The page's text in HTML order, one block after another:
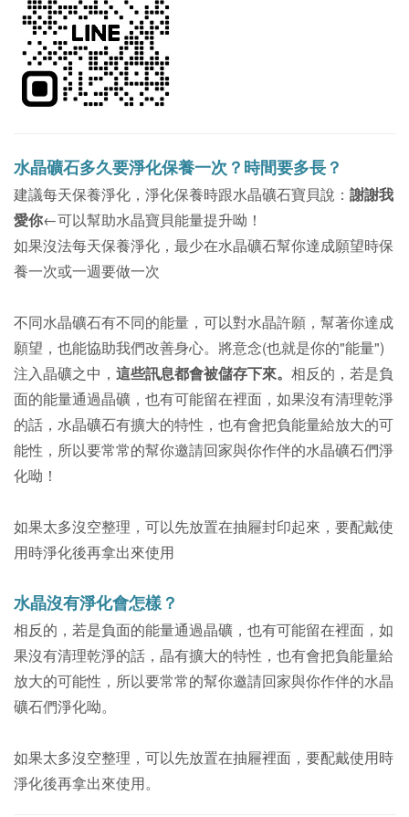
水晶礦石多久要淨化保養一次？時間要多長？
建議每天保養淨化，淨化保養時跟水晶礦石寶貝說： 謝謝我
愛你←可以幫助水晶寶貝能量提升呦！
如果沒法每天保養淨化，最少在水晶礦石幫你達成願望時保
養一次或一週要做一次
不同水晶礦石有不同的能量，可以對水晶許願，幫著你達成
願望，也能協助我們改善身心。 將意念(也就是你的"能量")
注入晶礦之中， 這些訊息都會被儲存下來。 相反的，若是負
面的能量通過晶礦，也有可能留在裡面，如果沒有清理乾淨
的話， 水晶礦石有擴大的特性， 也有會把負能量給放大的可
能性，所以要常常的幫你邀請回家與你作伴的水晶礦石們淨
化呦！
如果太多沒空整理，可以先放置在抽屜封印起來，要配戴使
用時淨化後再拿出來使用
水晶沒有淨化會怎樣？
相反的，若是負面的能量通過晶礦，也有可能留在裡面，如
果沒有清理乾淨的話，晶有擴大的特性， 也有會把負能量給
放大的可能性，所以要常常的幫你邀請回家與你作伴的水晶
礦石們淨化呦。
如果太多沒空整理，可以先放置在抽屜裡面，要配戴使用時
淨化後再拿出來使用。